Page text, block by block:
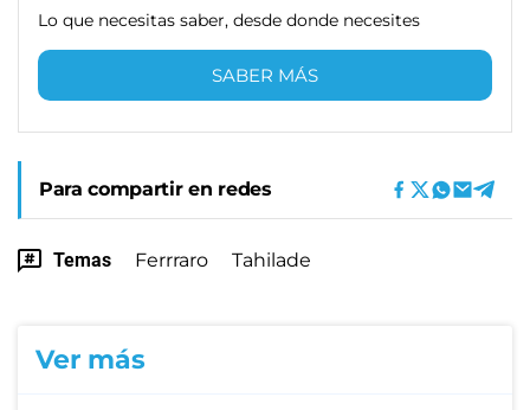
Lo que necesitas saber, desde donde necesites
SABER MÁS
Para compartir en redes
Temas Ferrraro Tahilade
Ver más